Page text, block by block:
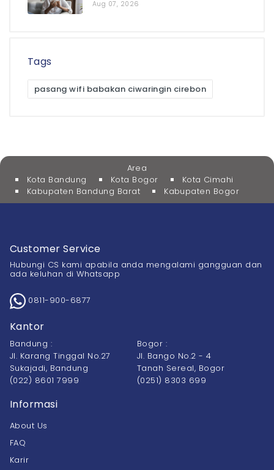
Aug 07, 2026
Tags
pasang wifi babakan ciwaringin cirebon
Area
Kota Bandung
Kota Bogor
Kota Cimahi
Kabupaten Bandung Barat
Kabupaten Bogor
Customer Service
Hubungi CS kami apabila anda mengalami gangguan dan
ada keluhan di Whatsapp
0811-900-6877
Kantor
Bandung :
Jl. Karang Tinggal No.27
Sukajadi, Bandung
(022) 8601 7999
Bogor :
Jl. Bango No.2 - 4
Tanah Sereal, Bogor
(0251) 8303 699
Informasi
About Us
FAQ
Karir